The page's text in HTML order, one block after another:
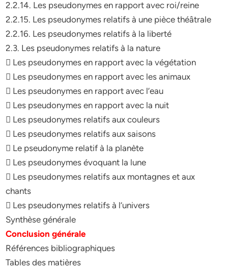
2.2.14. Les pseudonymes en rapport avec roi/reine
2.2.15. Les pseudonymes relatifs à une pièce théâtrale
2.2.16. Les pseudonymes relatifs à la liberté
2.3. Les pseudonymes relatifs à la nature
 Les pseudonymes en rapport avec la végétation
 Les pseudonymes en rapport avec les animaux
 Les pseudonymes en rapport avec l’eau
 Les pseudonymes en rapport avec la nuit
 Les pseudonymes relatifs aux couleurs
 Les pseudonymes relatifs aux saisons
 Le pseudonyme relatif à la planète
 Les pseudonymes évoquant la lune
 Les pseudonymes relatifs aux montagnes et aux
chants
 Les pseudonymes relatifs à l’univers
Synthèse générale
Conclusion générale
Références bibliographiques
Tables des matières